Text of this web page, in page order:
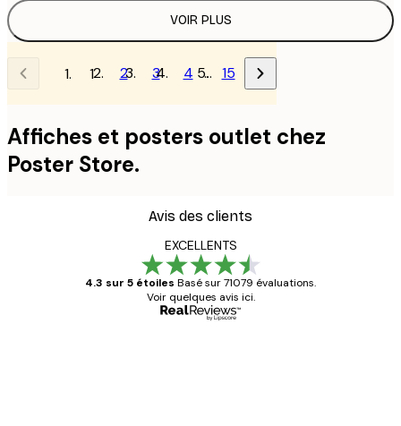
VOIR PLUS
1 2 3 4 … 15
Affiches et posters outlet chez
Poster Store.
Avis des clients
EXCELLENTS
4.3 sur 5 étoiles Basé sur 71079 évaluations.
Voir quelques avis ici.